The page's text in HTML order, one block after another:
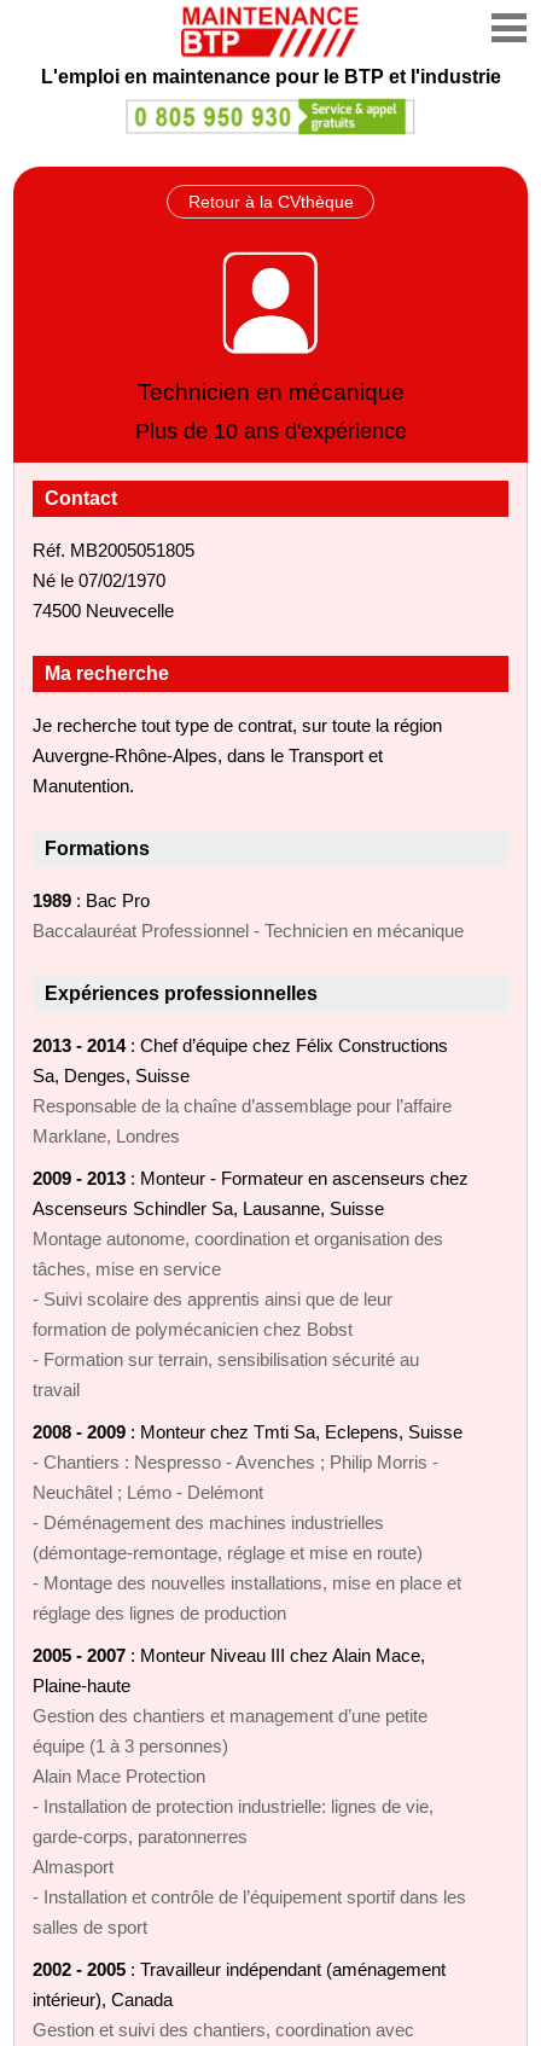
L'emploi en maintenance pour le BTP et l'industrie
Retour à la CVthèque
Technicien en mécanique
Plus de 10 ans d'expérience
Contact
Réf. MB2005051805
Né le 07/02/1970
74500 Neuvecelle
Ma recherche
Je recherche tout type de contrat, sur toute la région
Auvergne-Rhône-Alpes, dans le Transport et
Manutention.
Formations
1989 : Bac Pro
Baccalauréat Professionnel - Technicien en mécanique
Expériences professionnelles
2013 - 2014: Chef d’équipe chez Félix Constructions
Sa, Denges, Suisse
Responsable de la chaîne d’assemblage pour l’affaire
Marklane, Londres
2009 - 2013 : Monteur - Formateur en ascenseurs chez
Ascenseurs Schindler Sa, Lausanne, Suisse
Montage autonome, coordination et organisation des
tâches, mise en service
- Suivi scolaire des apprentis ainsi que de leur
formation de polymécanicien chez Bobst
- Formation sur terrain, sensibilisation sécurité au
travail
2008 - 2009 : Monteur chez Tmti Sa, Eclepens, Suisse
- Chantiers : Nespresso - Avenches ; Philip Morris -
Neuchâtel ; Lémo - Delémont
- Déménagement des machines industrielles
(démontage-remontage, réglage et mise en route)
- Montage des nouvelles installations, mise en place et
réglage des lignes de production
2005 - 2007 : Monteur Niveau III chez Alain Mace,
Plaine-haute
Gestion des chantiers et management d’une petite
équipe (1 à 3 personnes)
Alain Mace Protection
- Installation de protection industrielle: lignes de vie,
garde-corps, paratonnerres
Almasport
- Installation et contrôle de l’équipement sportif dans les
salles de sport
2002 - 2005 : Travailleur indépendant (aménagement
intérieur), Canada
Gestion et suivi des chantiers, coordination avec